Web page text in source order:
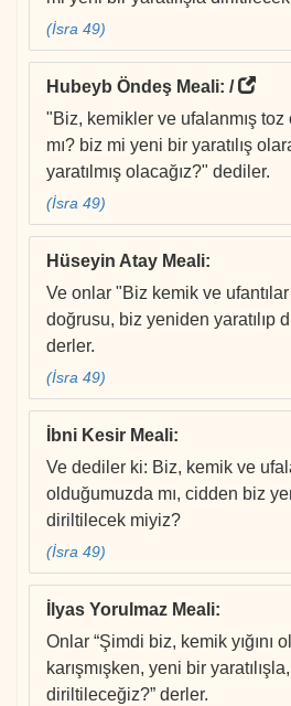
(İsra 49)
Hubeyb Öndeş Meali: /
"Biz, kemikler ve ufalanmış
mı? biz mi yeni bir yaratılış
yaratılmış olacağız?" dediler.
(İsra 49)
Hüseyin Atay Meali:
Ve onlar "Biz kemik ve
doğrusu, biz yeniden yaratılıp
derler.
(İsra 49)
İbni Kesir Meali:
Ve dediler ki: Biz, kemik ve
olduğumuzda mı, cidden biz
diriltilecek miyiz?
(İsra 49)
İlyas Yorulmaz Meali:
Onlar “Şimdi biz, kemik yığını
karışmışken, yeni bir
diriltileceğiz?” derler.